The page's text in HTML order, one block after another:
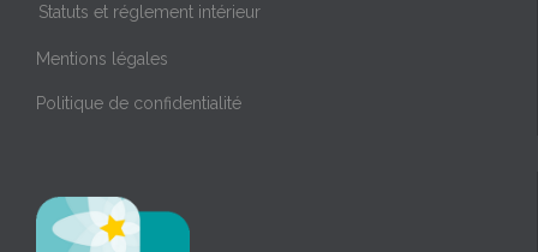
Statuts et réglement intérieur
Mentions légales
Politique de confidentialité